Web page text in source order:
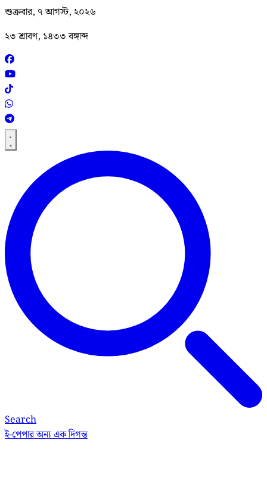
শুক্রবার, ৭ আগস্ট, ২০২৬
২৩ শ্রাবণ, ১৪৩৩ বঙ্গাব্দ
Search
ই-পেপারঅন্য এক দিগন্ত